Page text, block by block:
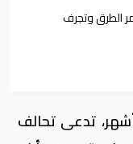
الطرق وتجرف
تدعى تحالف